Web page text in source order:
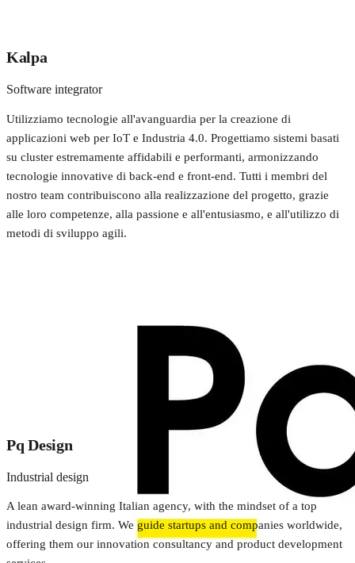
Kalpa
Software integrator
Utilizziamo tecnologie all'avanguardia per la creazione di
applicazioni web per IoT e Industria 4.0. Progettiamo sistemi basati
su cluster estremamente affidabili e performanti, armonizzando
tecnologie innovative di back-end e front-end. Tutti i membri del
nostro team contribuiscono alla realizzazione del progetto, grazie
alle loro competenze, alla passione e all'entusiasmo, e all'utilizzo di
metodi di sviluppo agili.
Pq Design
Industrial design
A lean award-winning Italian agency, with the mindset of a top
industrial design firm. We guide startups and companies worldwide,
offering them our innovation consultancy and product development